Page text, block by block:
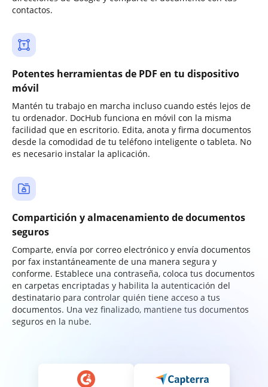
contactos.
Potentes herramientas de PDF en tu dispositivo
móvil
Mantén tu trabajo en marcha incluso cuando estés lejos de
tu ordenador. DocHub funciona en móvil con la misma
facilidad que en escritorio. Edita, anota y firma documentos
desde la comodidad de tu teléfono inteligente o tableta. No
es necesario instalar la aplicación.
Compartición y almacenamiento de documentos
seguros
Comparte, envía por correo electrónico y envía documentos
por fax instantáneamente de una manera segura y
conforme. Establece una contraseña, coloca tus documentos
en carpetas encriptadas y habilita la autenticación del
destinatario para controlar quién tiene acceso a tus
documentos. Una vez finalizado, mantiene tus documentos
seguros en la nube.